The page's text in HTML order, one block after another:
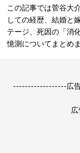
この記事では菅谷大
しての経歴、結婚と
テージ、死因の「消
憶測についてまとめま
------------------広